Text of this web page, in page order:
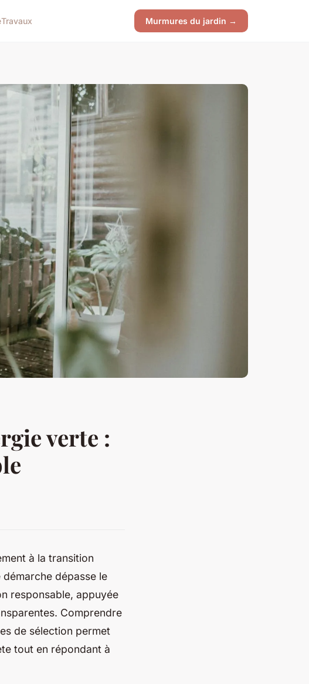
Travaux Murmures du jardin →
verte :
à la transition
dépasse le
responsable, appuyée
Comprendre
de sélection permet
tout en répondant à